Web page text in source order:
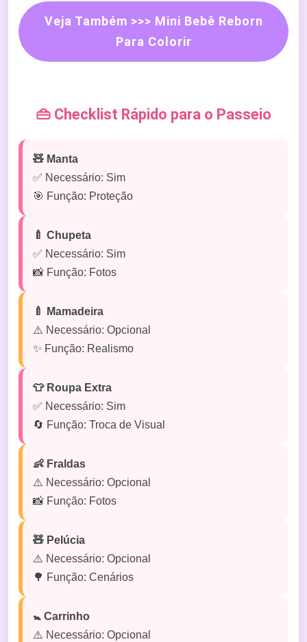
Veja Também >>> Mini Bebê Reborn
Para Colorir
👜 Checklist Rápido para o Passeio
🧸 Manta
✅ Necessário: Sim
🎯 Função: Proteção
🍼 Chupeta
✅ Necessário: Sim
📸 Função: Fotos
🍼 Mamadeira
⚠️ Necessário: Opcional
✨ Função: Realismo
👕 Roupa Extra
✅ Necessário: Sim
🔄 Função: Troca de Visual
👶 Fraldas
⚠️ Necessário: Opcional
📸 Função: Fotos
🧸 Pelúcia
⚠️ Necessário: Opcional
🌳 Função: Cenários
🚼 Carrinho
⚠️ Necessário: Opcional